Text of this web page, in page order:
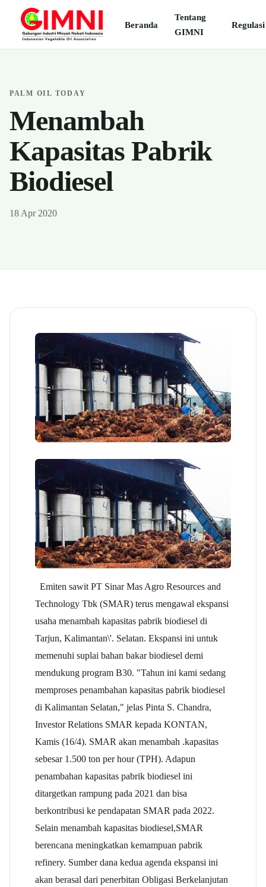
Beranda
Tentang
GIMNI
Regulasi
PALM OIL TODAY
Menambah
Kapasitas Pabrik
Biodiesel
18 Apr 2020
Emiten sawit PT Sinar Mas Agro Resources and
Technology Tbk (SMAR) terus mengawal ekspansi
usaha menambah kapasitas pabrik biodiesel di
Tarjun, Kalimantan\'. Selatan. Ekspansi ini untuk
memenuhi suplai bahan bakar biodiesel demi
mendukung program B30. "Tahun ini kami sedang
memproses penambahan kapasitas pabrik biodiesel
di Kalimantan Selatan," jelas Pinta S. Chandra,
Investor Relations SMAR kepada KONTAN,
Kamis (16/4). SMAR akan menambah .kapasitas
sebesar 1.500 ton per hour (TPH). Adapun
penambahan kapasitas pabrik biodiesel ini
ditargetkan rampung pada 2021 dan bisa
berkontribusi ke pendapatan SMAR pada 2022.
Selain menambah kapasitas biodiesel,SMAR
berencana meningkatkan kemampuan pabrik
refinery. Sumber dana kedua agenda ekspansi ini
akan berasal dari penerbitan Obligasi Berkelanjutan